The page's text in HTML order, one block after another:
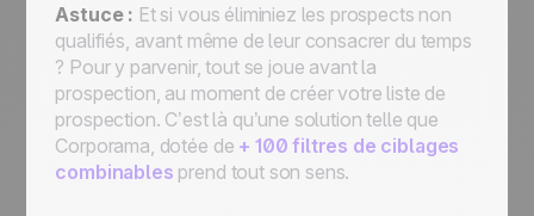
Astuce : Et si vous éliminiez les prospects non
qualifiés, avant même de leur consacrer du temps
? Pour y parvenir, tout se joue avant la
prospection, au moment de créer votre liste de
prospection. C’est là qu’une solution telle que
Corporama, dotée de + 100 filtres de ciblages
combinables prend tout son sens.